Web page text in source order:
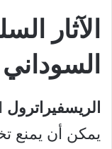
الآثار
السوداني
الريسفيراترول
يمكن أن يمنع